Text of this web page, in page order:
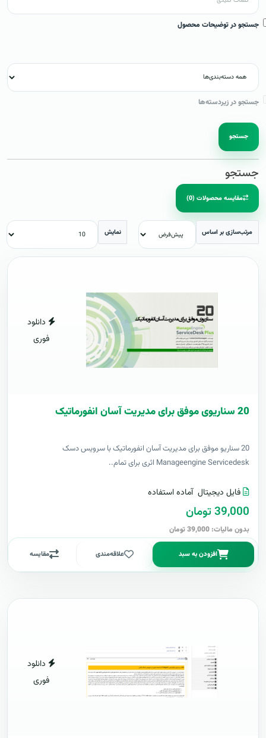
جستجو در توضیحات محصول
جستجو در زیردسته‌ها
جستجو
جستجو
مقایسه محصولات (0)
مرتب‌سازی بر اساس نمایش
دانلود
فوری
20 سناریوی موفق برای مدیریت آسان انفورماتیک
20 سناریو موفق برای مدیریت آسان انفورماتیک با سرویس دسک
Manageengine Servicedesk اثری برای تمام..
فایل دیجیتال آماده استفاده
39,000 تومان
بدون مالیات: 39,000 تومان
افزودن به سبد علاقه‌مندی مقایسه
دانلود
فوری